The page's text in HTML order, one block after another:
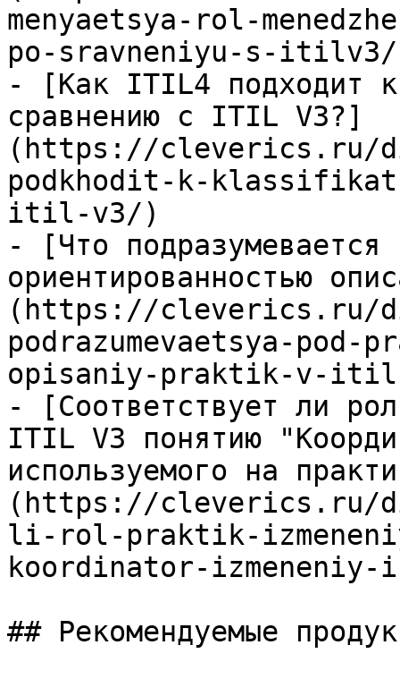
menyaetsya-rol-
po-sravneniyu-s-
- [Как ITIL4 подходит к
сравнению с ITIL V3?]
(https://cleverics.ru/
podkhodit-k-
itil-v3/)
- [Что подразумевается
ориентированностью
(https://cleverics.ru/
podrazumevaetsya-
opisaniy-praktik-v-
- [Соответствует ли
ITIL V3 понятию
используемого на
(https://cleverics.ru/
li-rol-praktik-
koordinator-izmeneniy-
## Рекомендуемые